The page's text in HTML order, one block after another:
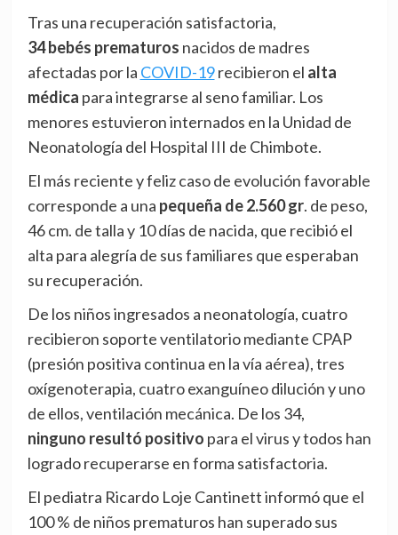
Tras una recuperación satisfactoria,
34 bebés prematuros nacidos de madres
afectadas por la COVID-19recibieron el alta
médica para integrarse al seno familiar. Los
menores estuvieron internados en la Unidad de
Neonatología del Hospital III de Chimbote.
El más reciente y feliz caso de evolución favorable
corresponde a una pequeña de 2.560 gr. de peso,
46 cm. de talla y 10 días de nacida, que recibió el
alta para alegría de sus familiares que esperaban
su recuperación.
De los niños ingresados a neonatología, cuatro
recibieron soporte ventilatorio mediante CPAP
(presión positiva continua en la vía aérea), tres
oxígenoterapia, cuatro exanguíneo dilución y uno
de ellos, ventilación mecánica. De los 34,
ninguno resultó positivo para el virus y todos han
logrado recuperarse en forma satisfactoria.
El pediatra Ricardo Loje Cantinett informó que el
100 % de niños prematuros han superado sus